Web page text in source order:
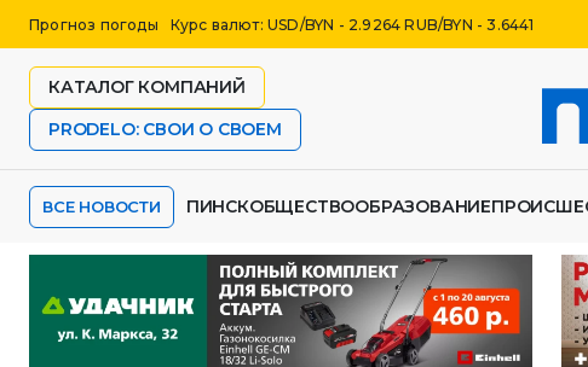
Прогноз погоды Курс валют: USD/BYN - 2.9264 RUB/BYN - 3.6441
КАТАЛОГ КОМПАНИЙ
PRODELO: СВОИ О СВОЕМ
ВСЕ НОВОСТИ ПИНСКОБЩЕСТВООБРАЗОВАНИЕ